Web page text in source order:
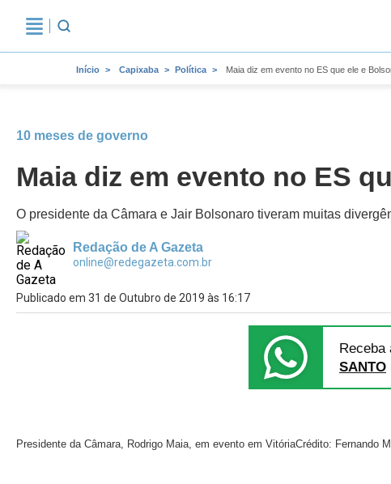
Início Capixaba Política Maia diz em evento no ES que ele e
10 meses de governo
Maia diz em evento no ES
O presidente da Câmara e Jair Bolsonaro tiveram muitas
Redação de A Gazeta
online@redegazeta.com.br
Publicado em 31 de Outubro de 2019 às 16:17
Receba
SANTO
Presidente da Câmara, Rodrigo Maia, em evento em VitóriaCrédito: Fernando